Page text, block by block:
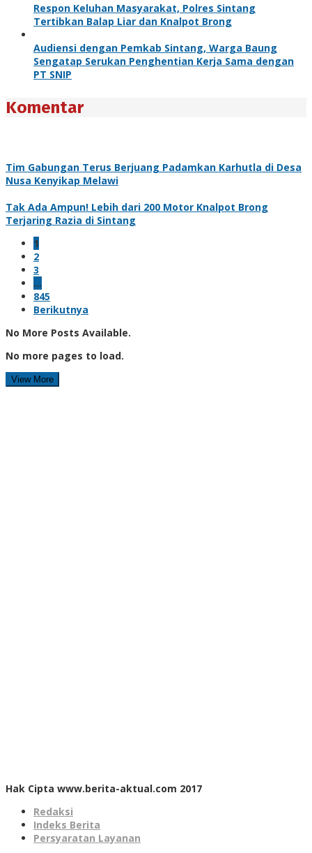
Respon Keluhan Masyarakat, Polres Sintang
Tertibkan Balap Liar dan Knalpot Brong
Audiensi dengan Pemkab Sintang, Warga Baung
Sengatap Serukan Penghentian Kerja Sama dengan
PT SNIP
Komentar
Tim Gabungan Terus Berjuang Padamkan Karhutla di Desa
Nusa Kenyikap Melawi
Tak Ada Ampun! Lebih dari 200 Motor Knalpot Brong
Terjaring Razia di Sintang
1
2
3
…
845
Berikutnya
No More Posts Available.
No more pages to load.
View More
Hak Cipta www.berita-aktual.com 2017
Redaksi
Indeks Berita
Persyaratan Layanan